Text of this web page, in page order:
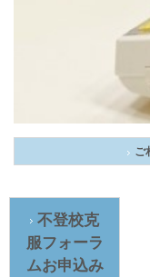
ご
不登校克
服フォーラ
ムお申込み